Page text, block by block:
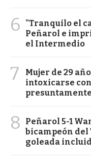
6
"Tranquilo el
Peñarol e
el Intermedio
7
Mujer de 29
intoxicarse
8
Peñarol 5-1
bicampeón
goleada